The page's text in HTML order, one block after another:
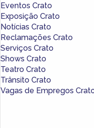
Eventos Crato
Exposição Crato
Notícias Crato
Reclamações Crato
Serviços Crato
Shows Crato
Teatro Crato
Trânsito Crato
Vagas de Empregos